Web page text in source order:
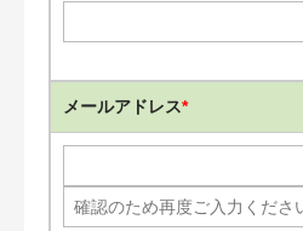
メールアドレス*